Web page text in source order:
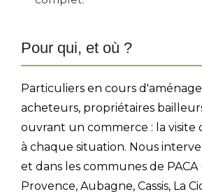
Pour qui, et où ?
Particuliers en cours
acheteurs, propriétaires
ouvrant un commerce : la visite
à chaque situation. Nous
et dans les communes de PACA
Provence, Aubagne, Cassis, La